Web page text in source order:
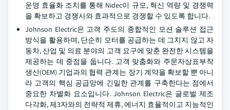
운영 효율화 조치를 통해 Nidec이 규모, 혁신 역량 및 경쟁력
을 확보하고 경쟁사와 효과적으로 경쟁할 수 있도록 합니다.
Johnson Electric은 고객 주도의 종합적인 모션 솔루션 접근
방식을 활용하며, 단순히 모터를 공급하는 데 그치지 않고 자
동차, 산업 및 의료 분야의 고객 요구에 맞춘 완전한 시스템을
제공하는 데 중점을 둡니다. 고객 맞춤화와 주문자상표부착
생산(OEM) 기업과의 협력 관계는 장기 계약을 확보할 뿐 아니
라 고객의 핵심 공급망에 긴밀한 관계를 구축한다는 점에서
중요한 차별화 요소입니다. Johnson Electric은 글로벌 제조
다각화, 제3자와의 전략적 제휴, 에너지 효율적이고 지능적인